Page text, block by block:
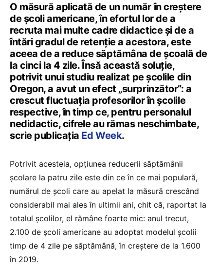
O măsură aplicată de un număr în creștere
de școli americane, în efortul lor de a
recruta mai multe cadre didactice și de a
întări gradul de retenție a acestora, este
aceea de a reduce săptămâna de școală de
la cinci la 4 zile. Însă această soluție,
potrivit unui studiu realizat pe școlile din
Oregon, a avut un efect „surprinzător”: a
crescut fluctuația profesorilor în școlile
respective, în timp ce, pentru personalul
nedidactic, cifrele au rămas neschimbate,
scrie publicația Ed Week.
Potrivit acesteia, opțiunea reducerii săptămânii
școlare la patru zile este din ce în ce mai populară,
numărul de școli care au apelat la măsură crescând
considerabil mai ales în ultimii ani, chit că, raportat la
totalul școlilor, el rămâne foarte mic: anul trecut,
2.100 de școli americane au adoptat modelul școlii
timp de 4 zile pe săptămână, în creștere de la 1.600
în 2019.